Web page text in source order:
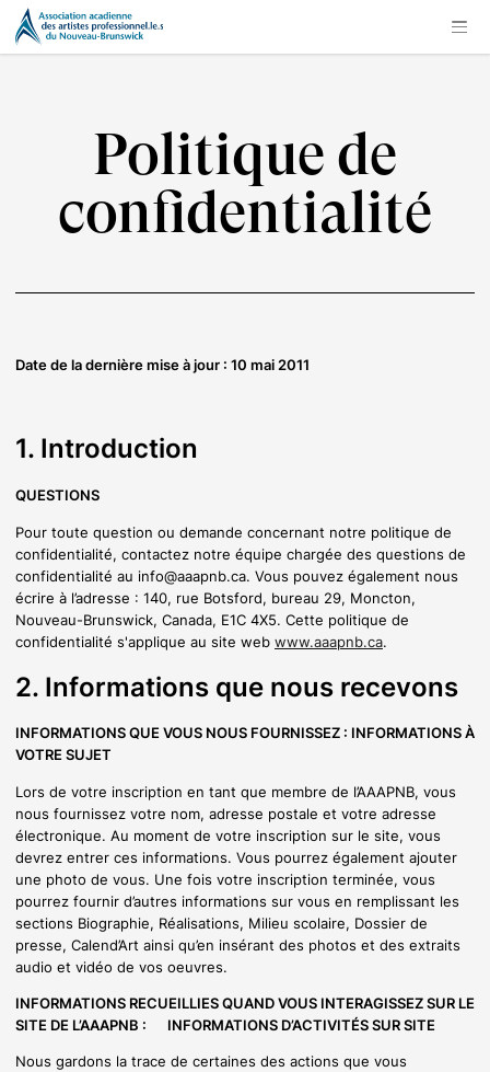
Politique de
confidentialité
Date de la dernière mise à jour : 10 mai 2011
1. Introduction
QUESTIONS
Pour toute question ou demande concernant notre politique de
confidentialité, contactez notre équipe chargée des questions de
confidentialité au info@aaapnb.ca. Vous pouvez également nous
écrire à l’adresse : 140, rue Botsford, bureau 29, Moncton,
Nouveau-Brunswick, Canada, E1C 4X5. Cette politique de
confidentialité s'applique au site web www.aaapnb.ca.
2. Informations que nous recevons
INFORMATIONS QUE VOUS NOUS FOURNISSEZ : INFORMATIONS À
VOTRE SUJET
Lors de votre inscription en tant que membre de l’AAAPNB, vous
nous fournissez votre nom, adresse postale et votre adresse
électronique. Au moment de votre inscription sur le site, vous
devrez entrer ces informations. Vous pourrez également ajouter
une photo de vous. Une fois votre inscription terminée, vous
pourrez fournir d’autres informations sur vous en remplissant les
sections Biographie, Réalisations, Milieu scolaire, Dossier de
presse, Calend’Art ainsi qu’en insérant des photos et des extraits
audio et vidéo de vos oeuvres.
INFORMATIONS RECUEILLIES QUAND VOUS INTERAGISSEZ SUR LE
SITE DE L’AAAPNB : INFORMATIONS D’ACTIVITÉS SUR SITE
Nous gardons la trace de certaines des actions que vous